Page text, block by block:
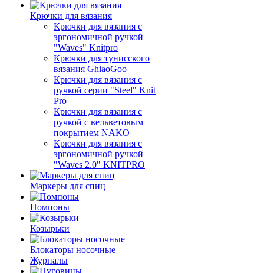
Крючки для вязания
Крючки для вязания с
эргономичной ручкой
"Waves" Knitpro
Крючки для тунисского
вязания GhiaoGoo
Крючки для вязания с
ручкой серии "Steel" Knit
Pro
Крючки для вязания с
ручкой с вельветовым
покрытием NAKO
Крючки для вязания с
эргономичной ручкой
"Waves 2.0" KNITPRO
Маркеры для спиц
Помпоны
Козырьки
Блокаторы носочные
Журналы